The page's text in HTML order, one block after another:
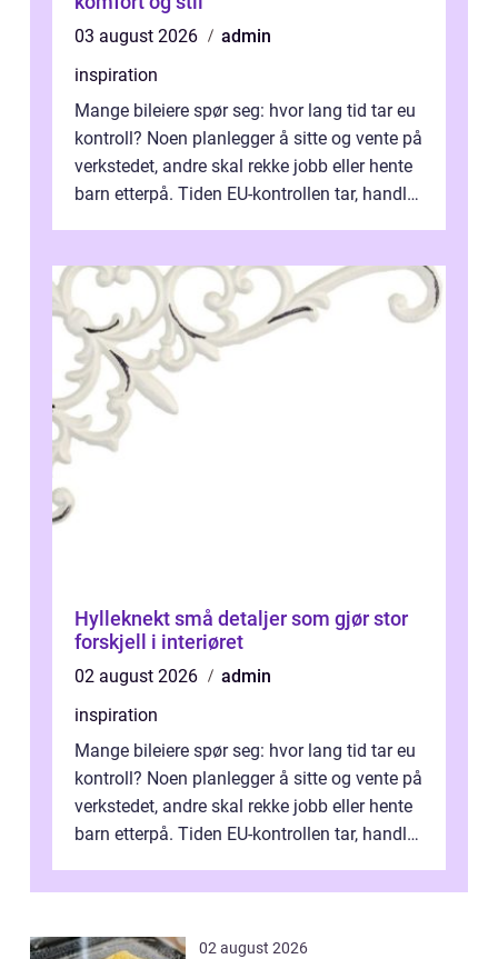
03 august 2026
admin
inspiration
Mange bileiere spør seg: hvor lang tid tar eu
kontroll? Noen planlegger å sitte og vente på
verkstedet, andre skal rekke jobb eller hente
barn etterpå. Tiden EU-kontrollen tar, handler
Hylleknekt små detaljer som gjør stor
forskjell i interiøret
02 august 2026
admin
inspiration
Mange bileiere spør seg: hvor lang tid tar eu
kontroll? Noen planlegger å sitte og vente på
verkstedet, andre skal rekke jobb eller hente
barn etterpå. Tiden EU-kontrollen tar, handler
02 august 2026